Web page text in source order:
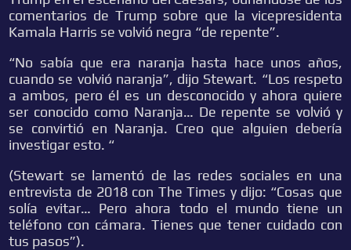
comentarios de Trump sobre que la vicepresidenta
Kamala Harris se volvió negra “de repente”.
“No sabía que era naranja hasta hace unos años,
cuando se volvió naranja”, dijo Stewart. “Los respeto
a ambos, pero él es un desconocido y ahora quiere
ser conocido como Naranja… De repente se volvió y
se convirtió en Naranja. Creo que alguien debería
investigar esto. “
(Stewart se lamentó de las redes sociales en una
entrevista de 2018 con The Times y dijo: “Cosas que
solía evitar… Pero ahora todo el mundo tiene un
teléfono con cámara. Tienes que tener cuidado con
tus pasos”).